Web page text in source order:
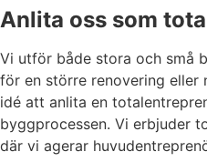
Anlita oss som
Vi utför både stora och små
för en större renovering eller
idé att anlita en
byggprocessen. Vi erbjuder
där vi agerar